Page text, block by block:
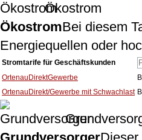
Ökostrom
ÖkostromBei diesem
Energiequellen oder
Stromtarife für Geschäftskunden
OrtenauDirektGewerbe
OrtenauDirekt/Gewerbe mit Schwachlast